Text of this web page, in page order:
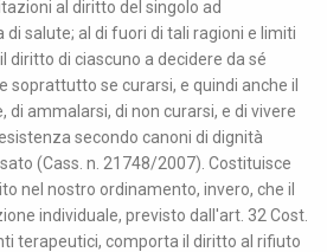
al diritto del singolo ad
salute; al di fuori di tali ragioni e limiti
diritto di ciascuno a decidere da sé
soprattutto se curarsi, e quindi anche il
di ammalarsi, di non curarsi, e di vivere
secondo canoni di dignità
(Cass. n. 21748/2007). Costituisce
nel nostro ordinamento, invero, che il
individuale, previsto dall'art. 32 Cost.
terapeutici, comporta il diritto al rifiuto